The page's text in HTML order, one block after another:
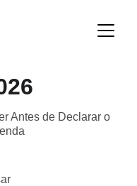
Antes de Declarar o